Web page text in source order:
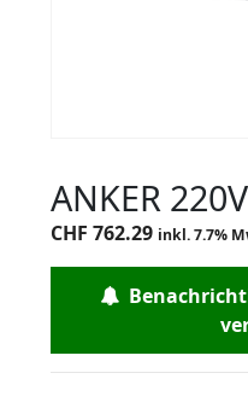
ANKER
CHF 762.29 inkl. 7.7%